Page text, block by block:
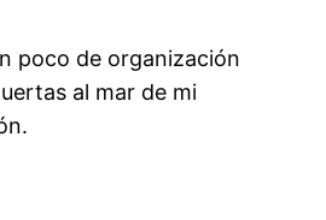
poco de organización
al mar de mi